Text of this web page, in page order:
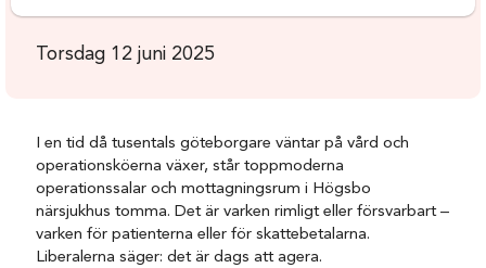
Torsdag 12 juni 2025
I en tid då tusentals göteborgare väntar på vård och
operationsköerna växer, står toppmoderna
operationssalar och mottagningsrum i Högsbo
närsjukhus tomma. Det är varken rimligt eller försvarbart –
varken för patienterna eller för skattebetalarna.
Liberalerna säger: det är dags att agera.